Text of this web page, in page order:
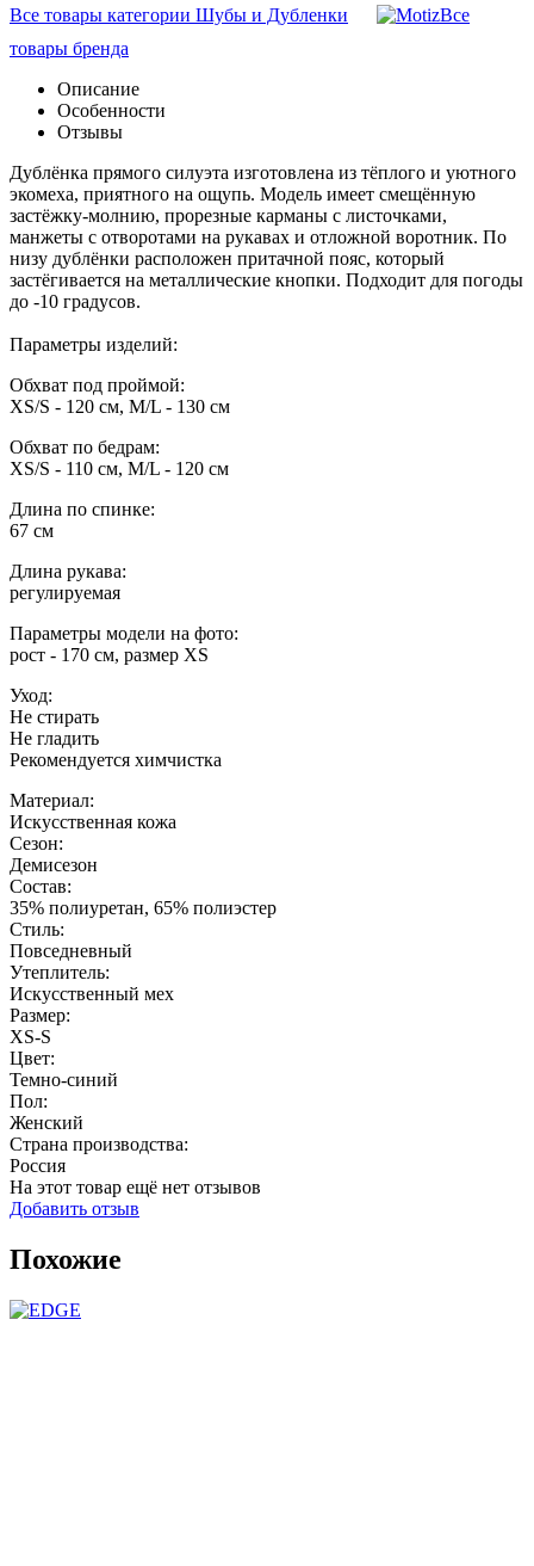
Все товары категории Шубы и Дубленки
Все
товары бренда
Описание
Особенности
Отзывы
Дублёнка прямого силуэта изготовлена из тёплого и уютного
экомеха, приятного на ощупь. Модель имеет смещённую
застёжку-молнию, прорезные карманы с листочками,
манжеты с отворотами на рукавах и отложной воротник. По
низу дублёнки расположен притачной пояс, который
застёгивается на металлические кнопки. Подходит для погоды
до -10 градусов.
Параметры изделий:
Обхват под проймой:
XS/S - 120 см, M/L - 130 см
Обхват по бедрам:
XS/S - 110 см, M/L - 120 см
Длина по спинке:
67 см
Длина рукава:
регулируемая
Параметры модели на фото:
рост - 170 см, размер XS
Уход:
Не стирать
Не гладить
Рекомендуется химчистка
Материал:
Искусственная кожа
Сезон:
Демисезон
Состав:
35% полиуретан, 65% полиэстер
Стиль:
Повседневный
Утеплитель:
Искусственный мех
Размер:
XS-S
Цвет:
Темно-синий
Пол:
Женский
Страна производства:
Россия
На этот товар ещё нет отзывов
Добавить отзыв
Похожие